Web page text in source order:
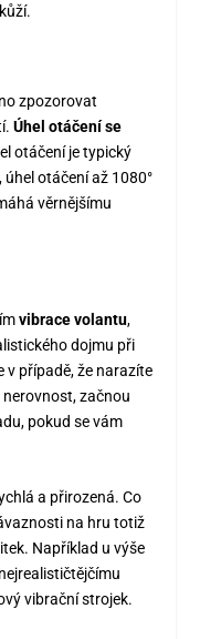
zpozorovat
Úhel otáčení se
otáčení je typický
otáčení až 1080°
věrnějšímu
vibrace volantu,
dojmu při
v případě, že narazíte
nerovnost, začnou
pokud se vám
a přirozená. Co
na hru totiž
Například u výše
vibrační strojek.